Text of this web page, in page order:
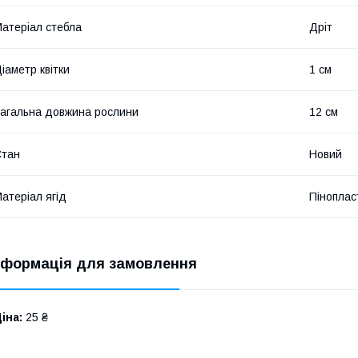
стебла Дріт
квітки 1 см
довжина рослини 12 см
Новий
ягід
для замовлення
25 ₴